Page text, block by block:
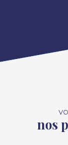
nos